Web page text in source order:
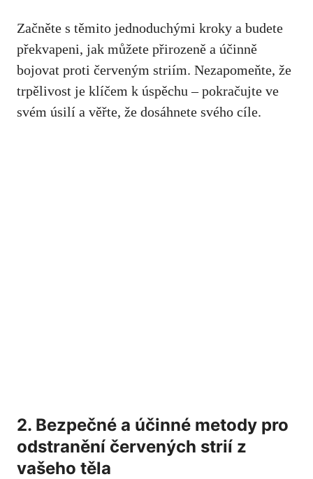
Začněte s těmito jednoduchými kroky‌ a budete​
překvapeni, jak‌ můžete přirozeně a účinně
bojovat ​proti červeným striím. ‍Nezapomeňte, že
trpělivost je klíčem ⁣k úspěchu – pokračujte ‌ve
svém‍ úsilí a ⁣věřte, že⁤ dosáhnete svého cíle.
2. Bezpečné a účinné⁢ metody⁤ pro
odstranění‍ červených strií ​z
⁢vašeho těla